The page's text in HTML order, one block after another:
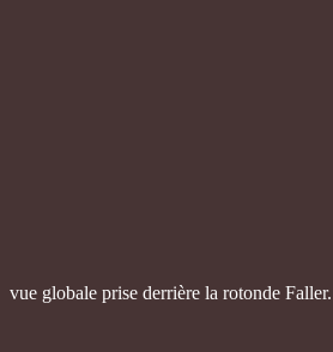
vue globale prise derrière la rotonde Faller.